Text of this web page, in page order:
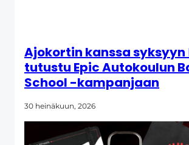
Ajokortin kanssa syksyyn
tutustu Epic Autokoulun
School -kampanjaan
30 heinäkuun, 2026